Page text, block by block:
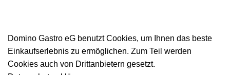
Domino Gastro eG benutzt Cookies, um Ihnen das beste
Einkaufserlebnis zu ermöglichen. Zum Teil werden
Cookies auch von Drittanbietern gesetzt.